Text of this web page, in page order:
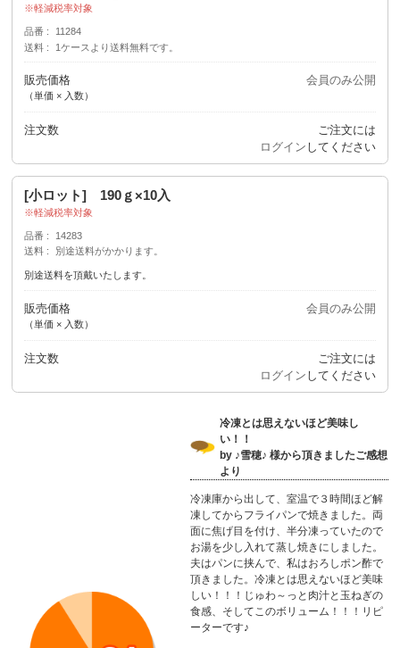
軽減税率対象
品番
11284
送料
1ケースより送料無料です。
販売価格
（単価 × 入数）
会員のみ公開
注文数
ご注文には
ログイン してください
[小ロット] 190ｇ×10入
軽減税率対象
品番
14283
送料
別途送料がかかります。
別途送料を頂戴いたします。
販売価格
（単価 × 入数）
会員のみ公開
注文数
ご注文には
ログイン してください
冷凍とは思えないほど美味し
い！！
by ♪雪穂♪ 様から頂きましたご感想
より
冷凍庫から出して、室温で３時間ほど解
凍してからフライパンで焼きました。両
面に焦げ目を付け、半分凍っていたので
お湯を少し入れて蒸し焼きにしました。
夫はパンに挟んで、私はおろしポン酢で
頂きました。冷凍とは思えないほど美味
しい！！！じゅわ～っと肉汁と玉ねぎの
食感、そしてこのボリューム！！！リピ
ーターです♪